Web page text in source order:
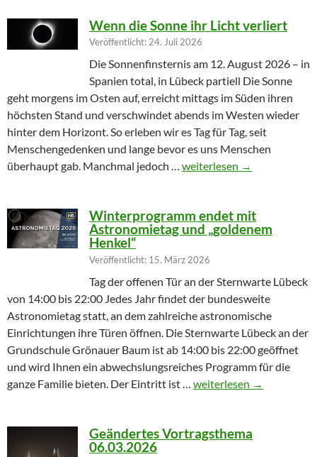
Wenn die Sonne ihr Licht verliert
Veröffentlicht: 24. Juli 2026
Die Sonnenfinsternis am 12. August 2026 – in
Spanien total, in Lübeck partiell Die Sonne
geht morgens im Osten auf, erreicht mittags im Süden ihren
höchsten Stand und verschwindet abends im Westen wieder
hinter dem Horizont. So erleben wir es Tag für Tag, seit
Menschengedenken und lange bevor es uns Menschen
überhaupt gab. Manchmal jedoch … Wenn die Sonne ihr Licht
weiterlesen →
Winterprogramm endet mit
Astronomietag und „goldenem
Henkel“
Veröffentlicht: 15. März 2026
Tag der offenen Tür an der Sternwarte Lübeck
von 14:00 bis 22:00 Jedes Jahr findet der bundesweite
Astronomietag statt, an dem zahlreiche astronomische
Einrichtungen ihre Türen öffnen. Die Sternwarte Lübeck an der
Grundschule Grönauer Baum ist ab 14:00 bis 22:00 geöffnet
und wird Ihnen ein abwechslungsreiches Programm für die
ganze Familie bieten. Der Eintritt ist … Winterprogramm endet
weiterlesen →
Geändertes Vortragsthema
06.03.2026